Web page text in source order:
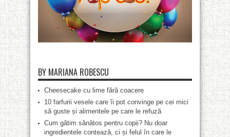
BY MARIANA ROBESCU
Cheesecake cu lime fără coacere
10 farfurii vesele care îi pot convinge pe cei mici
să guste și alimentele pe care le refuză
Cum gătim sănătos pentru copii? Nu doar
ingredientele contează, ci și felul în care le